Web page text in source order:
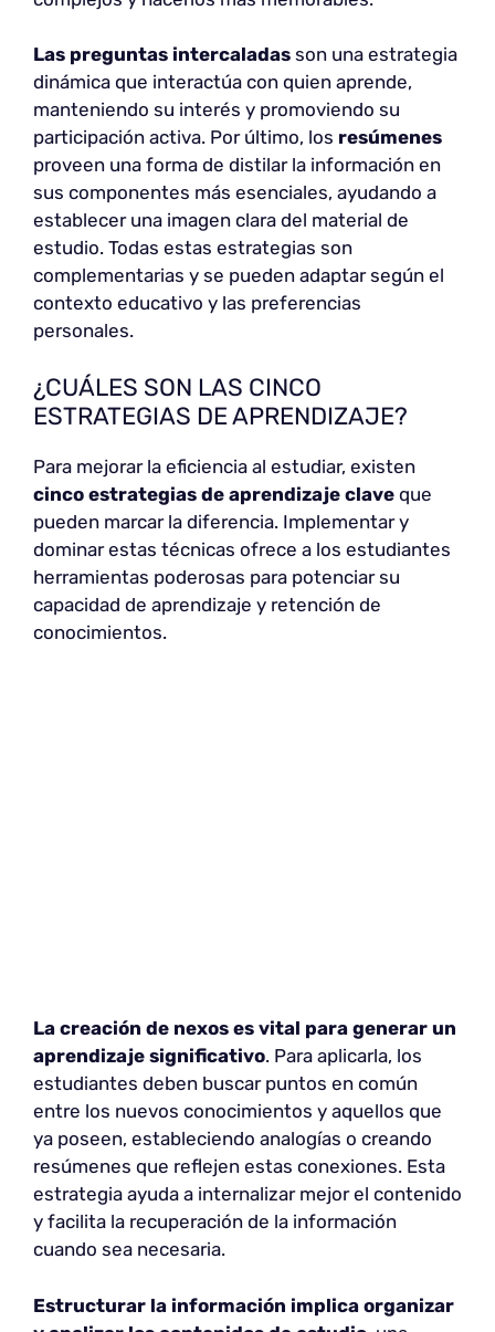
Las preguntas intercaladas son una estrategia
dinámica que interactúa con quien aprende,
manteniendo su interés y promoviendo su
participación activa. Por último, los resúmenes
proveen una forma de distilar la información en
sus componentes más esenciales, ayudando a
establecer una imagen clara del material de
estudio. Todas estas estrategias son
complementarias y se pueden adaptar según el
contexto educativo y las preferencias
personales.
¿CUÁLES SON LAS CINCO
ESTRATEGIAS DE APRENDIZAJE?
Para mejorar la eficiencia al estudiar, existen
cinco estrategias de aprendizaje clave que
pueden marcar la diferencia. Implementar y
dominar estas técnicas ofrece a los estudiantes
herramientas poderosas para potenciar su
capacidad de aprendizaje y retención de
conocimientos.
La creación de nexos es vital para generar un
aprendizaje significativo. Para aplicarla, los
estudiantes deben buscar puntos en común
entre los nuevos conocimientos y aquellos que
ya poseen, estableciendo analogías o creando
resúmenes que reflejen estas conexiones. Esta
estrategia ayuda a internalizar mejor el contenido
y facilita la recuperación de la información
cuando sea necesaria.
Estructurar la información implica organizar